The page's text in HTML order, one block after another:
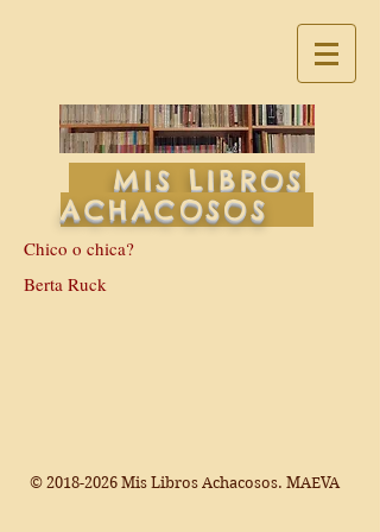
MIS LIBROS
ACHACOSOS
Chico o chica?
Berta Ruck
© 2018-2026 Mis Libros Achacosos. MAEVA